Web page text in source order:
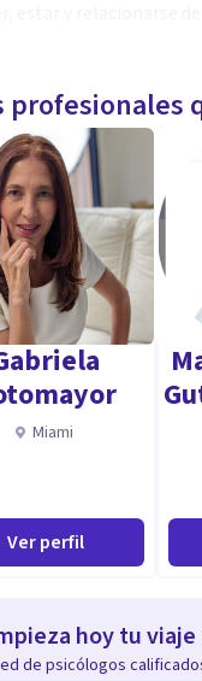
en diferentes
en la ansiedad y el
Miami
Ver perfil
hoy tu
de psicólogos